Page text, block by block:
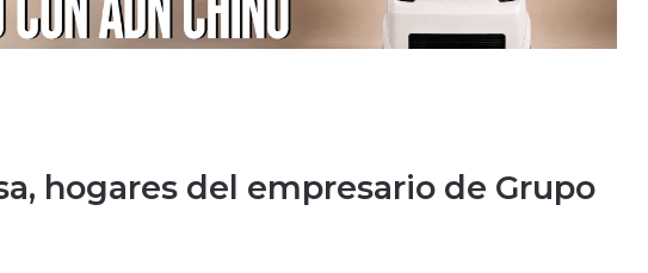
hogares del empresario de Grupo